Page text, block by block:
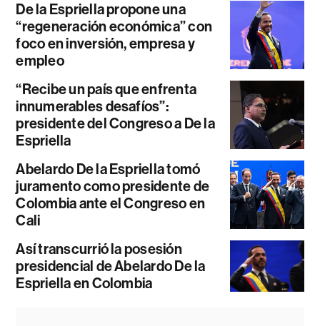
De la Espriella propone una
“regeneración económica” con
foco en inversión, empresa y
empleo
“Recibe un país que enfrenta
innumerables desafíos”:
presidente del Congreso a De la
Espriella
Abelardo De la Espriella tomó
juramento como presidente de
Colombia ante el Congreso en
Cali
Así transcurrió la posesión
presidencial de Abelardo De la
Espriella en Colombia